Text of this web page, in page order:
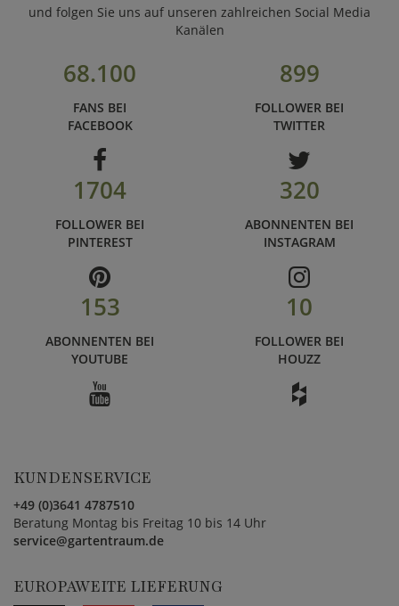
und folgen Sie uns auf unseren zahlreichen Social Media
Kanälen
68.100
FANS BEI
FACEBOOK
899
FOLLOWER BEI
TWITTER
1704
FOLLOWER BEI
PINTEREST
320
ABONNENTEN BEI
INSTAGRAM
153
ABONNENTEN BEI
YOUTUBE
10
FOLLOWER BEI
HOUZZ
KUNDENSERVICE
+49 (0)3641 4787510
Beratung Montag bis Freitag 10 bis 14 Uhr
service@gartentraum.de
EUROPAWEITE LIEFERUNG